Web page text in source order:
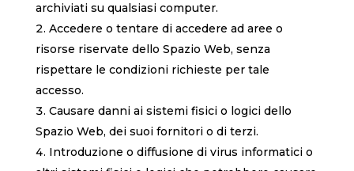
archiviati su qualsiasi computer.
Accedere o tentare di accedere ad aree o
risorse riservate dello Spazio Web, senza
rispettare le condizioni richieste per tale
accesso.
Causare danni ai sistemi fisici o logici dello
Spazio Web, dei suoi fornitori o di terzi.
Introduzione o diffusione di virus informatici o